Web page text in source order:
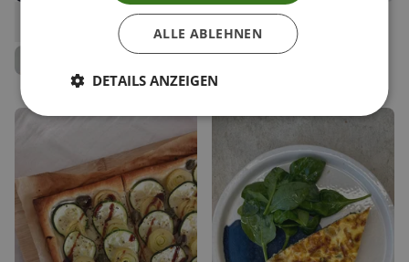
Speichern
Geröstete Tomatensuppe
Liken
Speichern
Green Goddess Salad
Jenny Rose
ALLE ABLEHNEN
DETAILS ANZEIGEN